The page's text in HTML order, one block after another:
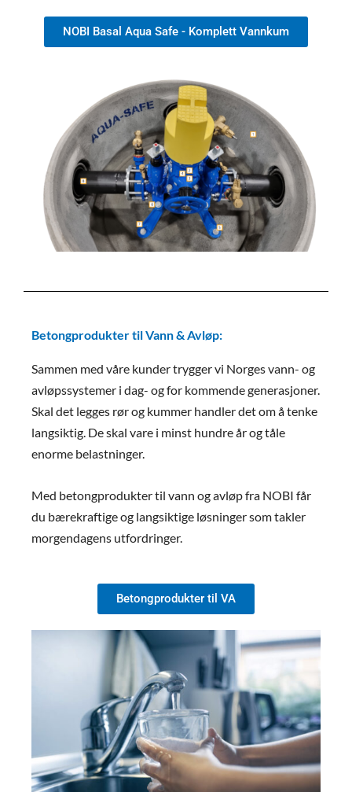
NOBI Basal Aqua Safe - Komplett Vannkum
Betongprodukter til Vann & Avløp:
Sammen med våre kunder trygger vi Norges vann- og
avløpssystemer i dag- og for kommende generasjoner.
Skal det legges rør og kummer handler det om å tenke
langsiktig. De skal vare i minst hundre år og tåle
enorme belastninger.
Med betongprodukter til vann og avløp fra NOBI får
du bærekraftige og langsiktige løsninger som takler
morgendagens utfordringer.
Betongprodukter til VA